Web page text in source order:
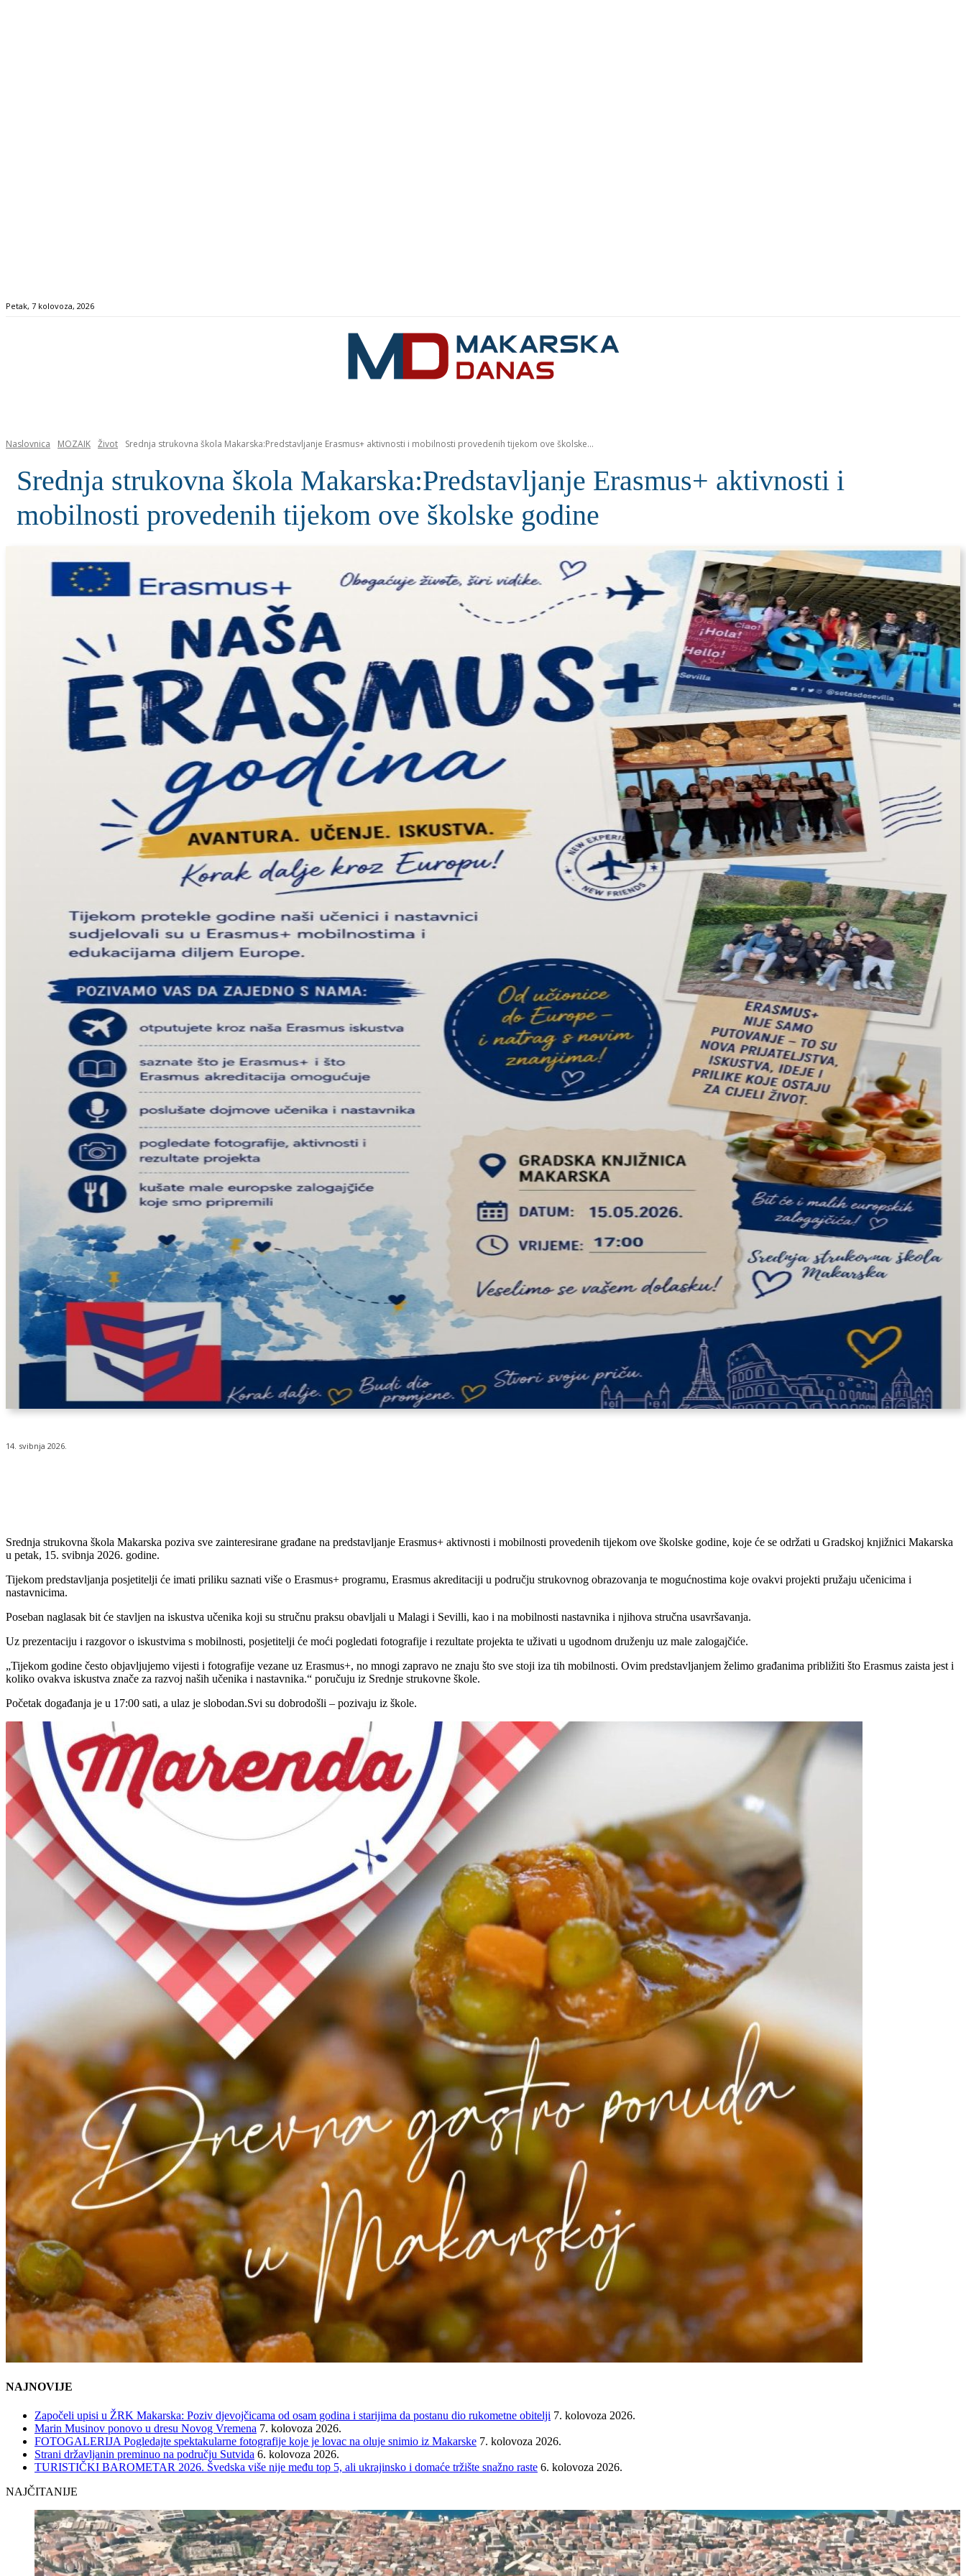
Petak, 7 kolovoza, 2026
Naslovnica MOZAIK Život Srednja strukovna škola Makarska:Predstavljanje Erasmus+ aktivnosti i mobilnosti provedenih tijekom ove školske...
Srednja strukovna škola Makarska:Predstavljanje Erasmus+ aktivnosti i
mobilnosti provedenih tijekom ove školske godine
14. svibnja 2026.
Srednja strukovna škola Makarska poziva sve zainteresirane građane na predstavljanje Erasmus+ aktivnosti i mobilnosti provedenih tijekom ove školske godine, koje će se održati u Gradskoj knjižnici Makarska
u petak, 15. svibnja 2026. godine.
Tijekom predstavljanja posjetitelji će imati priliku saznati više o Erasmus+ programu, Erasmus akreditaciji u području strukovnog obrazovanja te mogućnostima koje ovakvi projekti pružaju učenicima i
nastavnicima.
Poseban naglasak bit će stavljen na iskustva učenika koji su stručnu praksu obavljali u Malagi i Sevilli, kao i na mobilnosti nastavnika i njihova stručna usavršavanja.
Uz prezentaciju i razgovor o iskustvima s mobilnosti, posjetitelji će moći pogledati fotografije i rezultate projekta te uživati u ugodnom druženju uz male zalogajčiće.
„Tijekom godine često objavljujemo vijesti i fotografije vezane uz Erasmus+, no mnogi zapravo ne znaju što sve stoji iza tih mobilnosti. Ovim predstavljanjem želimo građanima približiti što Erasmus zaista jest i
koliko ovakva iskustva znače za razvoj naših učenika i nastavnika.“ poručuju iz Srednje strukovne škole.
Početak događanja je u 17:00 sati, a ulaz je slobodan.Svi su dobrodošli – pozivaju iz škole.
NAJNOVIJE
Započeli upisi u ŽRK Makarska: Poziv djevojčicama od osam godina i starijima da postanu dio rukometne obitelji 7. kolovoza 2026.
Marin Musinov ponovo u dresu Novog Vremena 7. kolovoza 2026.
FOTOGALERIJA Pogledajte spektakularne fotografije koje je lovac na oluje snimio iz Makarske 7. kolovoza 2026.
Strani državljanin preminuo na području Sutvida 6. kolovoza 2026.
TURISTIČKI BAROMETAR 2026. Švedska više nije među top 5, ali ukrajinsko i domaće tržište snažno raste 6. kolovoza 2026.
NAJČITANIJE